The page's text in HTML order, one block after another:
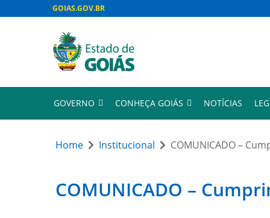
GOIAS.GOV.BR
GOVERNO CONHEÇA GOIÁS NOTÍCIAS
Home Institucional COMUNICADO –
COMUNICADO –